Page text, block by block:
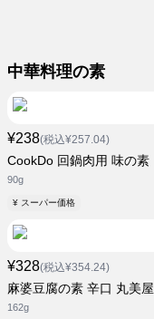
中華料理の素
¥238(税込¥257.04)
CookDo 回鍋肉用 味の素
90g
¥ スーパー価格
¥328(税込¥354.24)
麻婆豆腐の素 辛口 丸美屋
162g